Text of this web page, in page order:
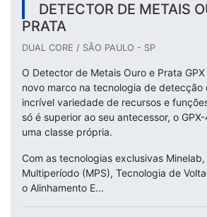
DETECTOR DE METAIS
PRATA
DUAL CORE / SÃO PAULO - SP
O Detector de Metais Ouro e Prata
novo marco na tecnologia de detecção
incrível variedade de recursos e
só é superior ao seu antecessor, o
uma classe própria.
Com as tecnologias exclusivas
Multiperíodo (MPS), Tecnologia de
o Alinhamento E...